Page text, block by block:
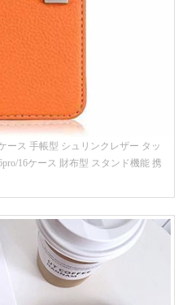
ース 手帳型 シュリンクレザー タッ
16ケース 財布型 スタンド機能 携
14/13ケース 手帳 レディース 人気